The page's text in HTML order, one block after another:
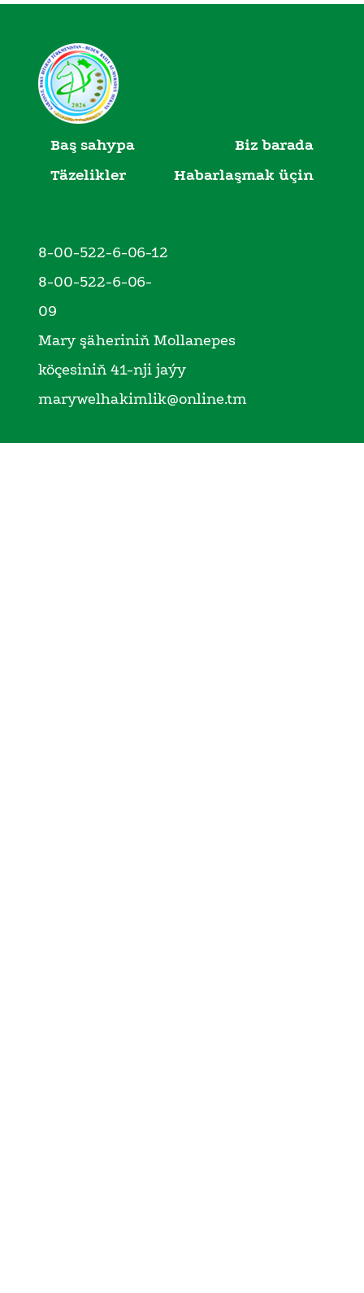
Baş sahypa
Biz barada
Täzelikler
Habarlaşmak üçin
8-00-522-6-06-12
8-00-522-6-06-
09
Mary şäheriniň Mollanepes
köçesiniň 41-nji jaýy
marywelhakimlik@online.tm